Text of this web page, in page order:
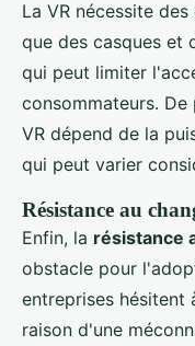
La VR nécessite
que des casques et
qui peut limiter
consommateurs.
VR dépend de la
qui peut varier
Résistance au
Enfin, la résistance
obstacle pour
entreprises hésitent
raison d'une